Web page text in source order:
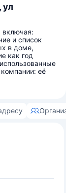
ул
и список
в доме,
как год
её